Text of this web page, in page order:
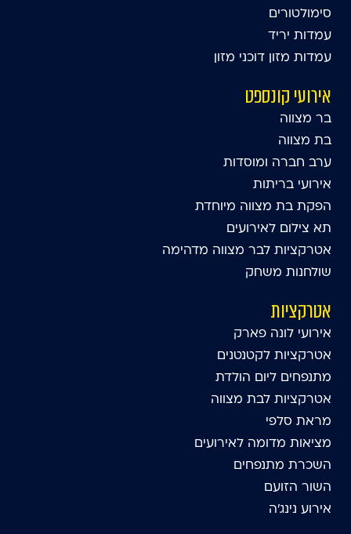
סימולטורים
עמדות יריד
עמדות מזון דוכני מזון
אירועי קונספט
בר מצווה
בת מצווה
ערב חברה ומוסדות
אירועי בריתות
הפקת בת מצווה מיוחדת
תא צילום לאירועים
אטרקציות לבר מצווה מדהימה
שולחנות משחק
אטרקציות
אירועי לונה פארק
אטרקציות לקטנטנים
מתנפחים ליום הולדת
אטרקציות לבת מצווה
מראת סלפי
מציאות מדומה לאירועים
השכרת מתנפחים
השור הזועם
אירוע נינג'ה